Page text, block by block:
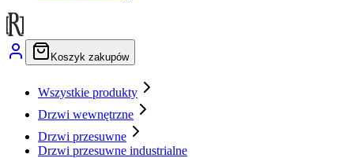
Koszyk zakupów
Wszystkie produkty
Drzwi wewnętrzne
Drzwi przesuwne
Drzwi przesuwne industrialne